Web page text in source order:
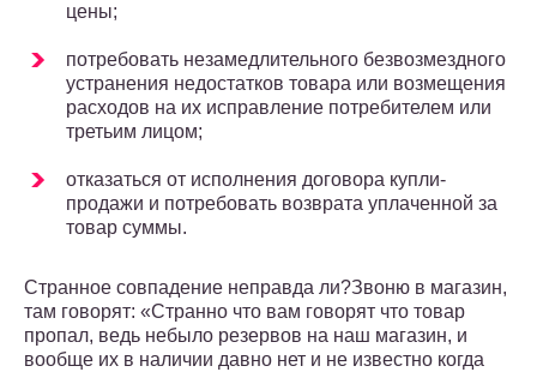
цены;
потребовать незамедлительного безвозмездного
устранения недостатков товара или возмещения
расходов на их исправление потребителем или
третьим лицом;
отказаться от исполнения договора купли-
продажи и потребовать возврата уплаченной за
товар суммы.
Странное совпадение неправда ли?Звоню в магазин,
там говорят: «Странно что вам говорят что товар
пропал, ведь небыло резервов на наш магазин, и
вообще их в наличии давно нет и не известно когда